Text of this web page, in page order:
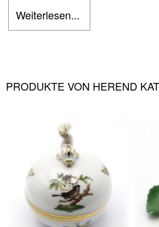
Weiterlesen...
PRODUKTE VON HEREND